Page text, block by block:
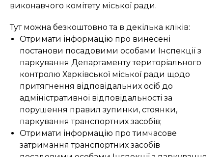
виконавчого комітету міської ради.
Тут можна безкоштовно та в декілька кліків:
Отримати інформацію про винесені
постанови посадовими особами Інспекції з
паркування Департаменту територіального
контролю Харківської міської ради щодо
притягнення відповідальних осіб до
адміністративної відповідальності за
порушення правил зупинки, стоянки,
паркування транспортних засобів;
Отримати інформацію про тимчасове
затримання транспортних засобів